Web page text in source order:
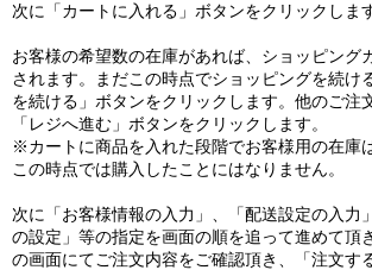
次に「カートに入れる」ボタンをクリックします
お客様の希望数の在庫があれば、ショッピング
されます。まだこの時点でショッピングを続け
を続ける」ボタンをクリックします。他のご注
「レジへ進む」ボタンをクリックします。
※カートに商品を入れた段階でお客様用の在庫
この時点では購入したことにはなりません。
次に「お客様情報の入力」、「配送設定の入力
の設定」等の指定を画面の順を追って進めて頂
の画面にてご注文内容をご確認頂き、「注文す